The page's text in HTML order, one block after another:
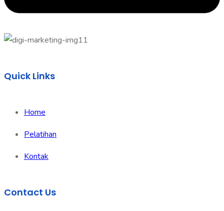
Quick Links
Home
Pelatihan
Kontak
Contact Us